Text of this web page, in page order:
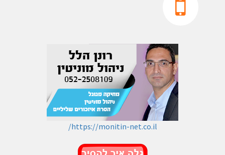
https://monitin-net.co.il/